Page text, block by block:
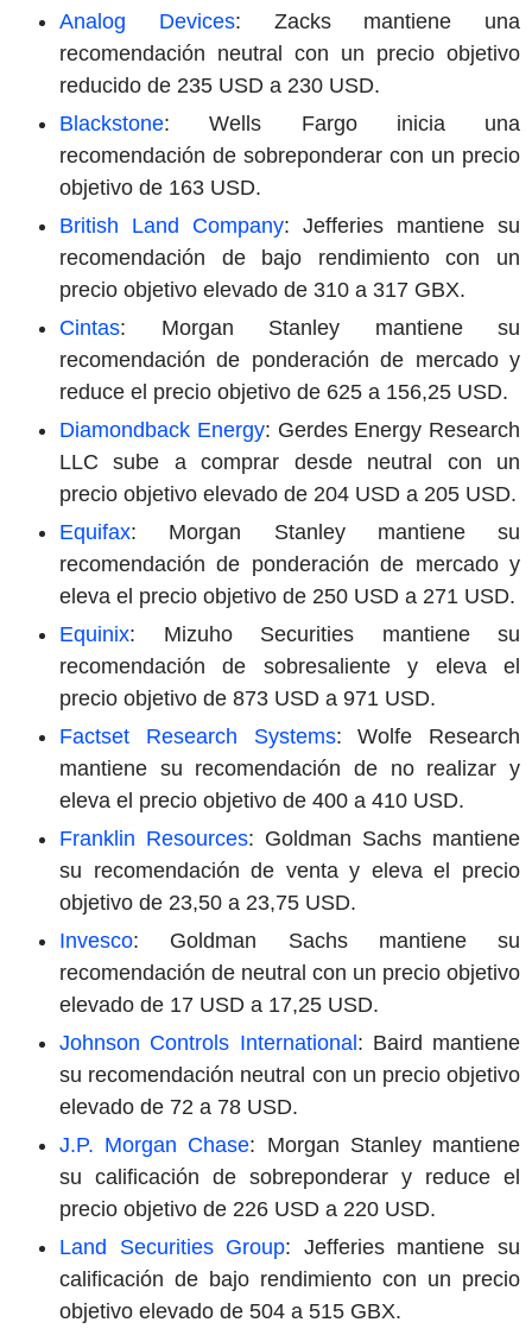
Analog Devices: Zacks mantiene una
recomendación neutral con un precio objetivo
reducido de 235 USD a 230 USD.
Blackstone: Wells Fargo inicia una
recomendación de sobreponderar con un precio
objetivo de 163 USD.
British Land Company: Jefferies mantiene su
recomendación de bajo rendimiento con un
precio objetivo elevado de 310 a 317 GBX.
Cintas: Morgan Stanley mantiene su
recomendación de ponderación de mercado y
reduce el precio objetivo de 625 a 156,25 USD.
Diamondback Energy: Gerdes Energy Research
LLC sube a comprar desde neutral con un
precio objetivo elevado de 204 USD a 205 USD.
Equifax: Morgan Stanley mantiene su
recomendación de ponderación de mercado y
eleva el precio objetivo de 250 USD a 271 USD.
Equinix: Mizuho Securities mantiene su
recomendación de sobresaliente y eleva el
precio objetivo de 873 USD a 971 USD.
Factset Research Systems: Wolfe Research
mantiene su recomendación de no realizar y
eleva el precio objetivo de 400 a 410 USD.
Franklin Resources: Goldman Sachs mantiene
su recomendación de venta y eleva el precio
objetivo de 23,50 a 23,75 USD.
Invesco: Goldman Sachs mantiene su
recomendación de neutral con un precio objetivo
elevado de 17 USD a 17,25 USD.
Johnson Controls International: Baird mantiene
su recomendación neutral con un precio objetivo
elevado de 72 a 78 USD.
J.P. Morgan Chase: Morgan Stanley mantiene
su calificación de sobreponderar y reduce el
precio objetivo de 226 USD a 220 USD.
Land Securities Group: Jefferies mantiene su
calificación de bajo rendimiento con un precio
objetivo elevado de 504 a 515 GBX.